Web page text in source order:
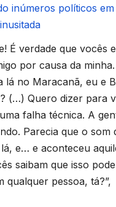
inúmeros políticos em
É verdade que vocês
por causa da
lá no Maracanã, eu e
(…) Quero dizer para
falha técnica. A
Parecia que o som
e… e aconteceu
saibam que isso pode
qualquer pessoa, tá?”,